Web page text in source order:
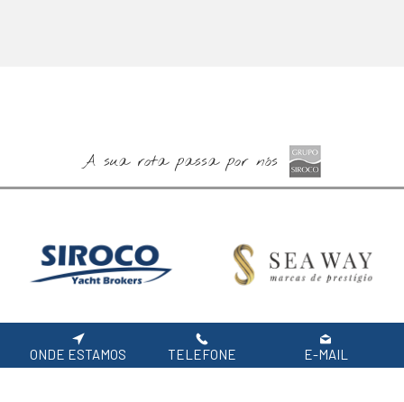
A sua rota passa por nós
Especialistas em Barcos
Usados
Prestige e Lagoon
ONDE ESTAMOS TELEFONE E-MAIL